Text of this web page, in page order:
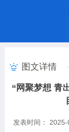
图文详情
“网聚梦想 青
发表时间：